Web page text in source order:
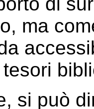
ma
si può